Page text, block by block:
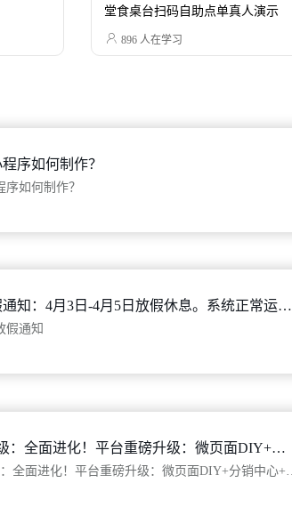
堂食桌台扫码自助点单真人演示
 896 人在学习
序如何制作？
如何制作？
清明节放假通知：4月3日-4月5日放假休息。系统正常运转！
假通知
20254月升级：全面进化！平台重磅升级：微页面DIY+分销中心+外币支付，体验再飞跃